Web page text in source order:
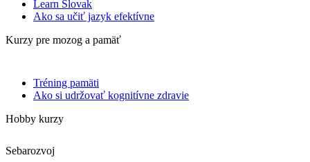
Learn Slovak
Ako sa učiť jazyk efektívne
Kurzy pre mozog a pamäť
Tréning pamäti
Ako si udržovať kognitívne zdravie
Hobby kurzy
Sebarozvoj